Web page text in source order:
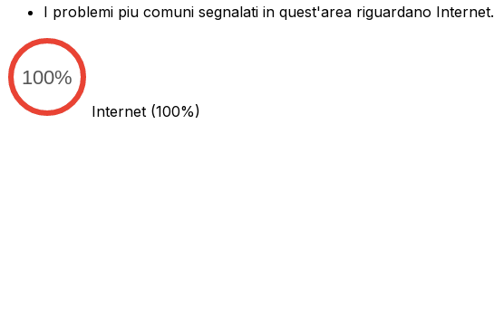
I problemi piu comuni segnalati in quest'area riguardano Internet.
100%
Internet (100%)